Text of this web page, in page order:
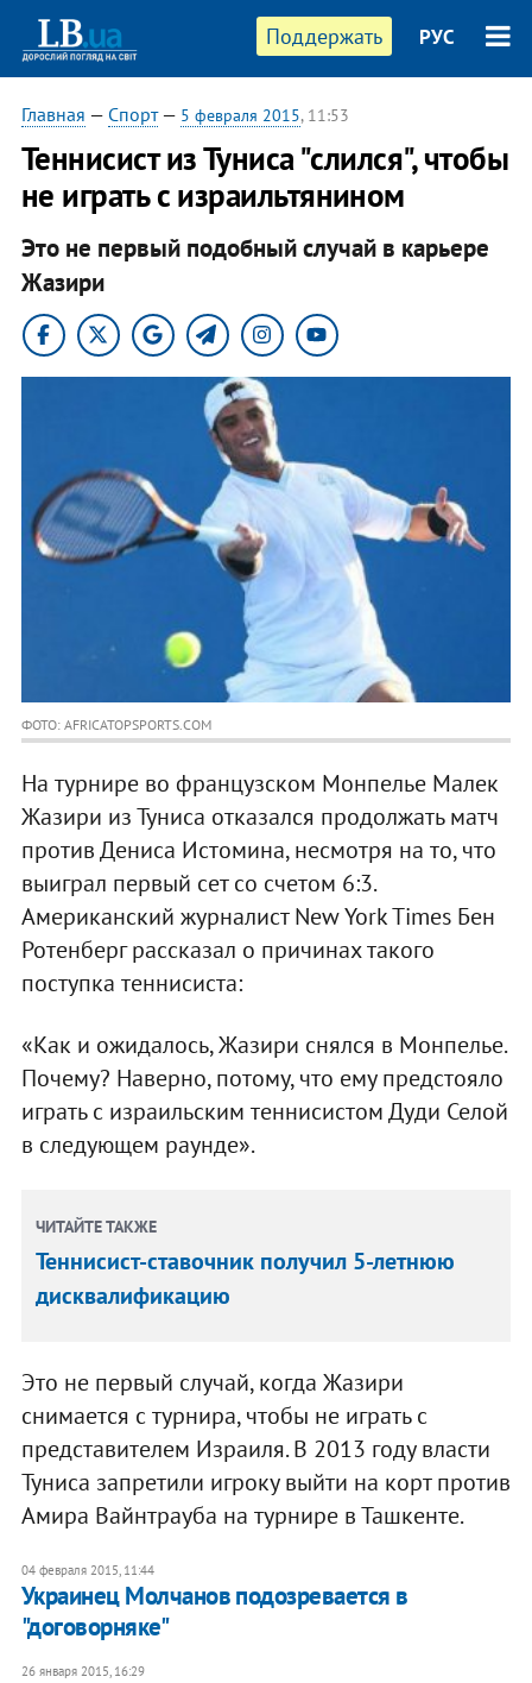
Поддержать РУС
Главная — Спорт— 5 февраля 2015, 11:53
Теннисист из Туниса "слился", чтобы
не играть с израильтянином
Это не первый подобный случай в карьере
Жазири
ФОТО: AFRICATOPSPORTS.COM
На турнире во французском Монпелье Малек
Жазири из Туниса отказался продолжать матч
против Дениса Истомина, несмотря на то, что
выиграл первый сет со счетом 6:3.
Американский журналист New York Times Бен
Ротенберг рассказал о причинах такого
поступка теннисиста:
«Как и ожидалось, Жазири снялся в Монпелье.
Почему? Наверно, потому, что ему предстояло
играть с израильским теннисистом Дуди Селой
в следующем раунде».
ЧИТАЙТЕ ТАКЖЕ
Теннисист-ставочник получил 5-летнюю
дисквалификацию
Это не первый случай, когда Жазири
снимается с турнира, чтобы не играть с
представителем Израиля. В 2013 году власти
Туниса запретили игроку выйти на корт против
Амира Вайнтрауба на турнире в Ташкенте.
04 февраля 2015, 11:44
Украинец Молчанов подозревается в
"договорняке"
26 января 2015, 16:29